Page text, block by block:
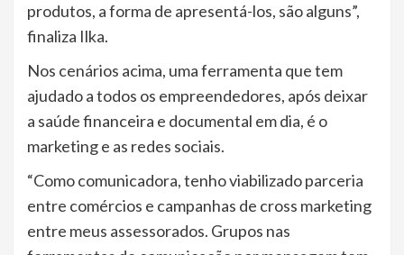
produtos, a forma de apresentá-los, são alguns”,
finaliza Ilka.
Nos cenários acima, uma ferramenta que tem
ajudado a todos os empreendedores, após deixar
a saúde financeira e documental em dia, é o
marketing e as redes sociais.
“Como comunicadora, tenho viabilizado parceria
entre comércios e campanhas de cross marketing
entre meus assessorados. Grupos nas